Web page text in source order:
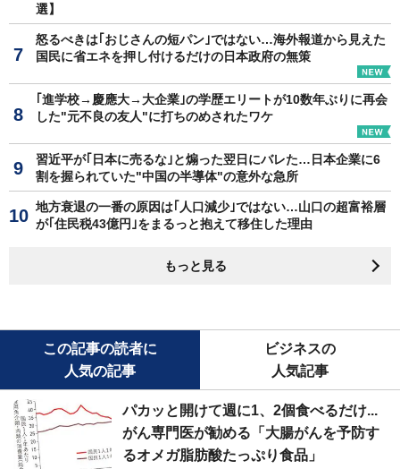
選】
怒るべきは｢おじさんの短パン｣ではない…海外報道から見えた
国民に省エネを押し付けるだけの日本政府の無策
｢進学校→慶應大→大企業｣の学歴エリートが10数年ぶりに再会
した"元不良の友人"に打ちのめされたワケ
習近平が｢日本に売るな｣と煽った翌日にバレた…日本企業に6
割を握られていた"中国の半導体"の意外な急所
地方衰退の一番の原因は｢人口減少｣ではない…山口の超富裕層
が｢住民税43億円｣をまるっと抱えて移住した理由
もっと見る
この記事の読者に
人気の記事
ビジネスの
人気記事
パカッと開けて週に1、2個食べるだけ...
がん専門医が勧める「大腸がんを予防す
るオメガ脂肪酸たっぷり食品」